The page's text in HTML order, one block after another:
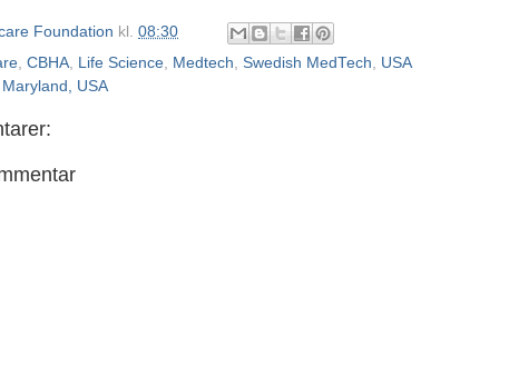
Foundation kl. 08:30
, CBHA, Life Science, Medtech, Swedish MedTech, USA
USA